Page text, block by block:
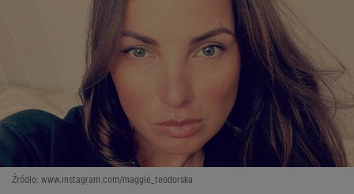
Źródło: www.instagram.com/maggie_teodorska